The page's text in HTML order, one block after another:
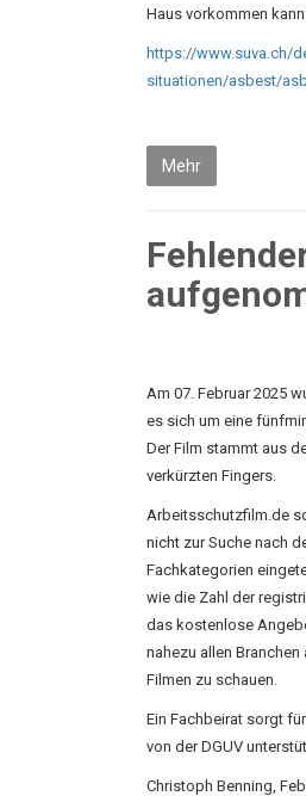
Haus vorkommen
https://www.suva.ch/
situationen/asbest/
Mehr
Am 07. Februar 2025
es sich um eine
Der Film stammt aus
verkürzten Fingers.
Arbeitsschutzfilm.de
nicht zur Suche nach
Fachkategorien
wie die Zahl der
das kostenlose
nahezu allen
Filmen zu schauen.
Ein Fachbeirat sorgt
von der DGUV
Christoph Benning,